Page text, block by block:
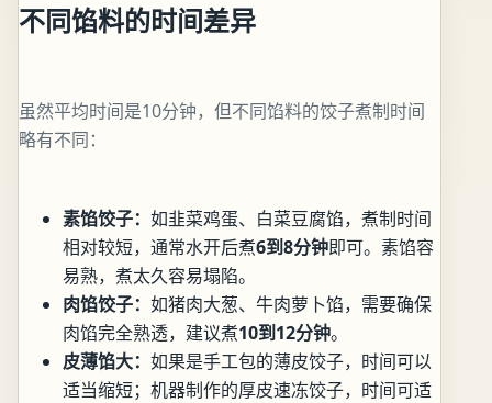
不同馅料的时间差异
虽然平均时间是10分钟，但不同馅料的饺子煮制时间
略有不同：
素馅饺子： 如韭菜鸡蛋、白菜豆腐馅，煮制时间
相对较短，通常水开后煮6到8分钟即可。素馅容
易熟，煮太久容易塌陷。
肉馅饺子： 如猪肉大葱、牛肉萝卜馅，需要确保
肉馅完全熟透，建议煮10到12分钟。
皮薄馅大： 如果是手工包的薄皮饺子，时间可以
适当缩短；机器制作的厚皮速冻饺子，时间可适